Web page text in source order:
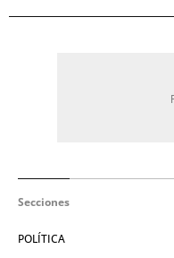
Secciones
POLÍTICA